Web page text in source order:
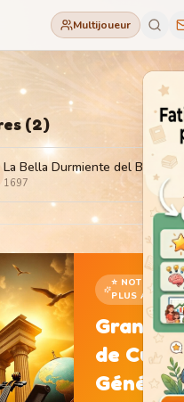
Multijoueur
(2)
La Bella Durmiente del Bosque
1697
⭐ NOTRE JEU
PLUS
Grand
de